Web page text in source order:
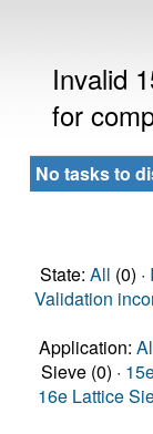
Invalid
for
No tasks to
State: All (0) ·
Validation
Application:
Sieve (0) ·
16e Lattice